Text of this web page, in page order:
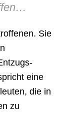
Sie
eine
die in
zu